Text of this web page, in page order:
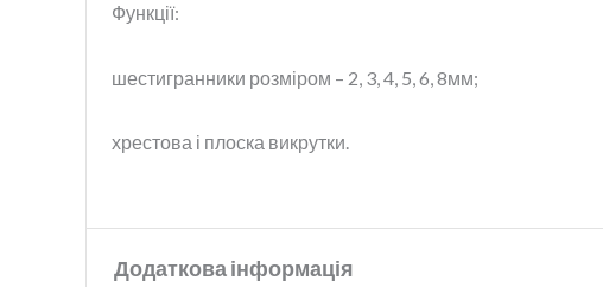
Функції:
шестигранники розміром – 2, 3, 4, 5, 6, 8мм;
хрестова і плоска викрутки.
Додаткова інформація